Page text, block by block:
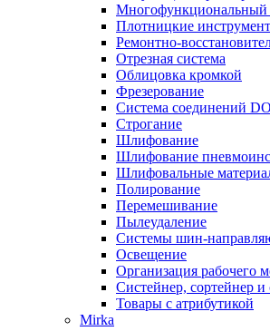
Многофункциональный
Плотницкие
Ремонтно-
Отрезная система
Облицовка кромкой
Фрезерование
Система соединений
Строгание
Шлифование
Шлифование
Шлифовальные
Полирование
Перемешивание
Пылеудаление
Системы шин-
Освещение
Организация рабочего
Систейнер, сортейнер
Товары с атрибутикой
Mirka